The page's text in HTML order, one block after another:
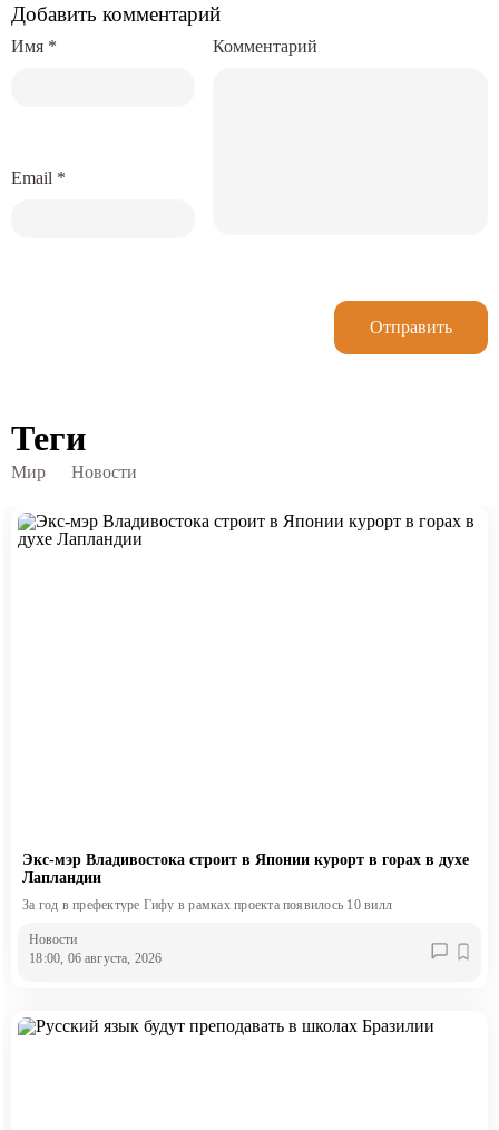
Добавить комментарий
Комментарий
Имя *
Email *
Отправить
Теги
Мир Новости
Экс-мэр Владивостока строит в Японии курорт в горах в духе
Лапландии
За год в префектуре Гифу в рамках проекта появилось 10 вилл
Новости
18:00, 06 августа, 2026